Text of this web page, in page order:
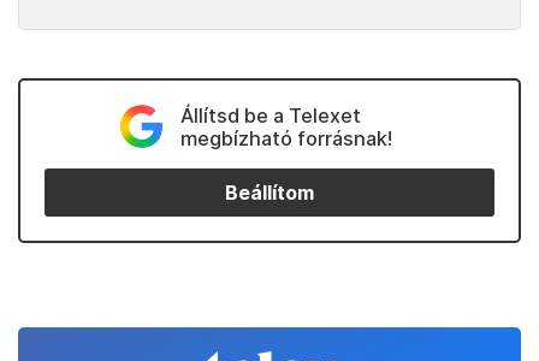
Állítsd be a Telexet
megbízható forrásnak!
Beállítom